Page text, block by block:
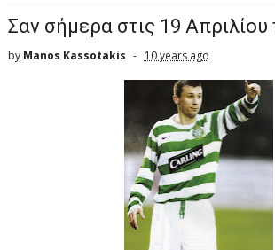
Σαν σήμερα στις 19 Απριλίου
by Manos Kassotakis 10 years ago